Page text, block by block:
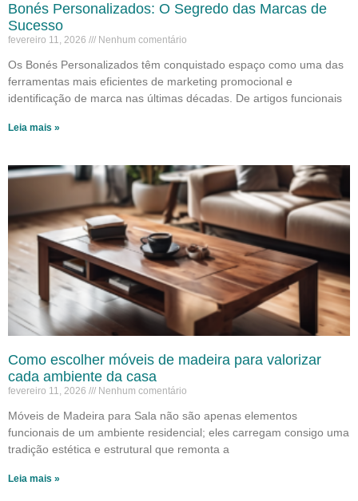
Bonés Personalizados: O Segredo das Marcas de
Sucesso
fevereiro 11, 2026 Nenhum comentário
Os Bonés Personalizados têm conquistado espaço como uma das
ferramentas mais eficientes de marketing promocional e
identificação de marca nas últimas décadas. De artigos funcionais
Leia mais »
Como escolher móveis de madeira para valorizar
cada ambiente da casa
fevereiro 11, 2026 Nenhum comentário
Móveis de Madeira para Sala não são apenas elementos
funcionais de um ambiente residencial; eles carregam consigo uma
tradição estética e estrutural que remonta a
Leia mais »